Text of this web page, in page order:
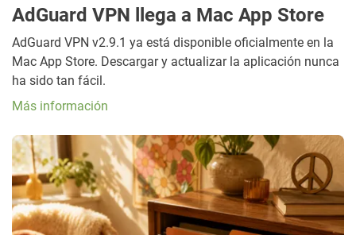
AdGuard VPN llega a Mac App Store
AdGuard VPN v2.9.1 ya está disponible oficialmente en la
Mac App Store. Descargar y actualizar la aplicación nunca
ha sido tan fácil.
Más información